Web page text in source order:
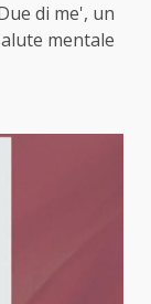
di me', un
mentale